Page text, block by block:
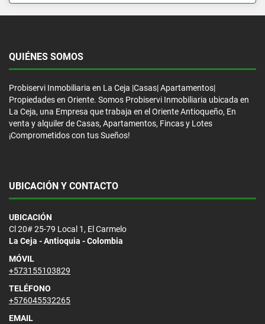
QUIÉNES SOMOS
Probiservi Inmobiliaria en La Ceja |Casas| Apartamentos|
Propiedades en Oriente. Somos Probiservi Inmobiliaria ubicada en
La Ceja, una Empresa que trabaja en el Oriente Antioqueño, En
venta y alquiler de Casas, Apartamentos, Fincas y Lotes
¡Comprometidos con tus Sueños!
UBICACIÓN Y CONTACTO
UBICACIÓN
Cl 20# 25-79 Local 1, El Carmelo
La Ceja - Antioquia - Colombia
MÓVIL
+573155103829
TELÉFONO
+576045532265
EMAIL